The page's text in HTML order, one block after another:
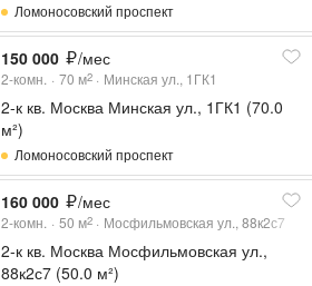
Ломоносовский проспект
150 000 /мес
2-комн. 70 м2 Минская ул., 1ГК1
2-к кв. Москва Минская ул., 1ГК1 (70.0
м²)
Ломоносовский проспект
160 000 /мес
2-комн. 50 м2 Мосфильмовская ул., 88к2с7
2-к кв. Москва Мосфильмовская ул.,
88к2с7 (50.0 м²)